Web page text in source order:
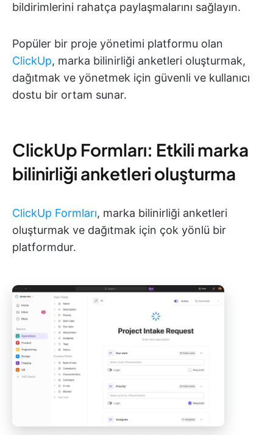
bildirimlerini rahatça paylaşmalarını sağlayın.
Popüler bir proje yönetimi platformu olan
ClickUp, marka bilinirliği anketleri oluşturmak,
dağıtmak ve yönetmek için güvenli ve kullanıcı
dostu bir ortam sunar.
ClickUp Formları: Etkili marka
bilinirliği anketleri oluşturma
ClickUp Formları, marka bilinirliği anketleri
oluşturmak ve dağıtmak için çok yönlü bir
platformdur.